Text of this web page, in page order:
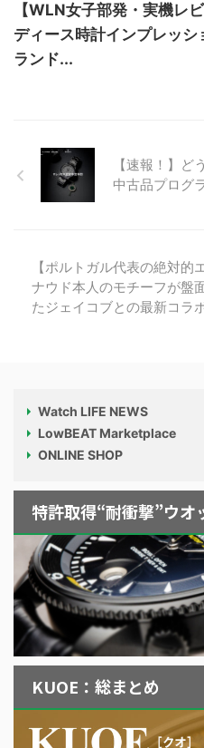
【WLN女子部発・実機レ
ディース時計インプレッシ
ランド...
【速報！】
中古品プログ
【ポルトガル代表の絶対的
ナウド本人のモチーフが盤
たジェイコブとの最新コラ
Watch LIFE NEWS
LowBEAT Marketplace
ONLINE SHOP
特許取得“耐衝撃”ウオ
KUOE：総まとめ